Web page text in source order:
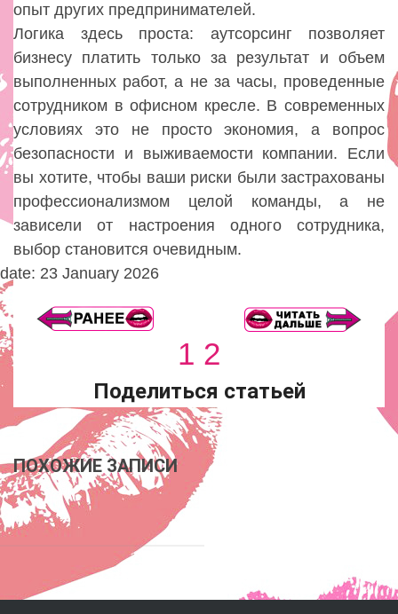
опыт других предпринимателей.
Логика здесь проста: аутсорсинг позволяет
бизнесу платить только за результат и объем
выполненных работ, а не за часы, проведенные
сотрудником в офисном кресле. В современных
условиях это не просто экономия, а вопрос
безопасности и выживаемости компании. Если
вы хотите, чтобы ваши риски были застрахованы
профессионализмом целой команды, а не
зависели от настроения одного сотрудника,
выбор становится очевидным.
date: 23 January 2026
1 2
Поделиться статьей
ПОХОЖИЕ ЗАПИСИ